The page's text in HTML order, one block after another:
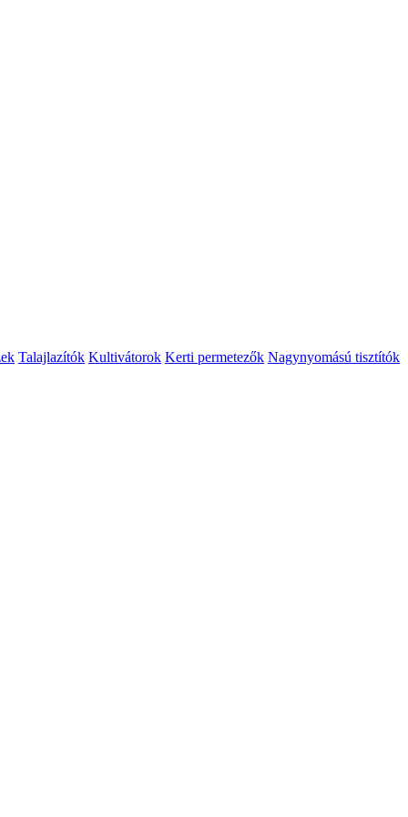
Talajlazítók Kultivátorok Kerti permetezők Nagynyomású tisztítók